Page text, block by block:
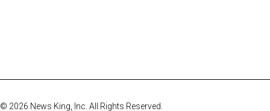
© 2026 News King, Inc. All Rights Reserved.